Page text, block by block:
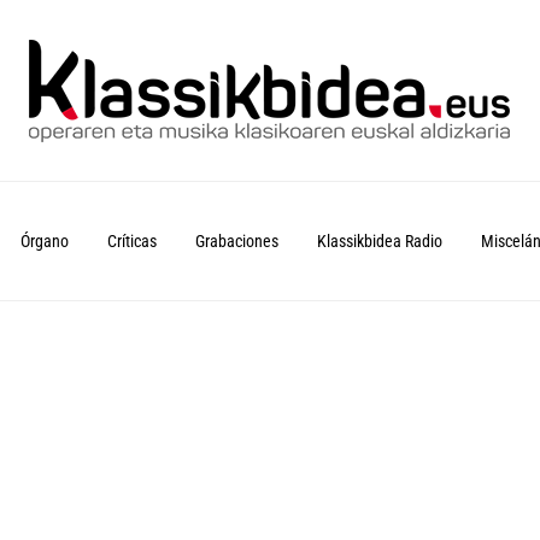
Órgano Críticas Grabaciones Klassikbidea Radio